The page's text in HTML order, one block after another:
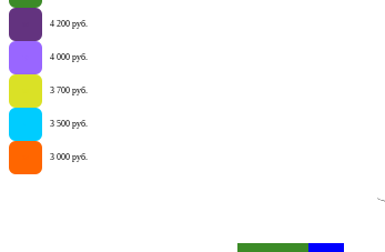
4 200 руб.
4 000 руб.
3 700 руб.
3 500 руб.
3 000 руб.